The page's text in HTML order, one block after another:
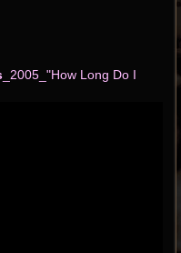
_2005_"How Long Do I